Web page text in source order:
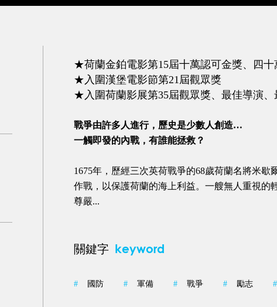
★荷蘭金鉑電影第15屆十萬認可金獎、四十
★入圍漢堡電影節第21屆觀眾獎
★入圍荷蘭影展第35屆觀眾獎、最佳導演、
戰爭由許多人進行，歷史是少數人創造…
一觸即發的內戰，有誰能拯救？
1675年，歷經三次英荷戰爭的68歲荷蘭名將米
作戰，以保護荷蘭的海上利益。一艘無人重視的
尊嚴...
關鍵字 keyword
# 國防 # 軍備 # 戰爭 # 勵志 #